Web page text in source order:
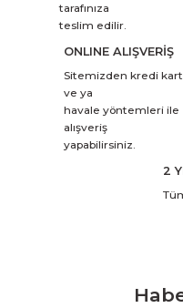
tarafınıza
teslim edilir.
ONLINE ALIŞVERİŞ
Sitemizden kredi
ve ya
havale yöntemleri ile
alışveriş
yapabilirsiniz.
2